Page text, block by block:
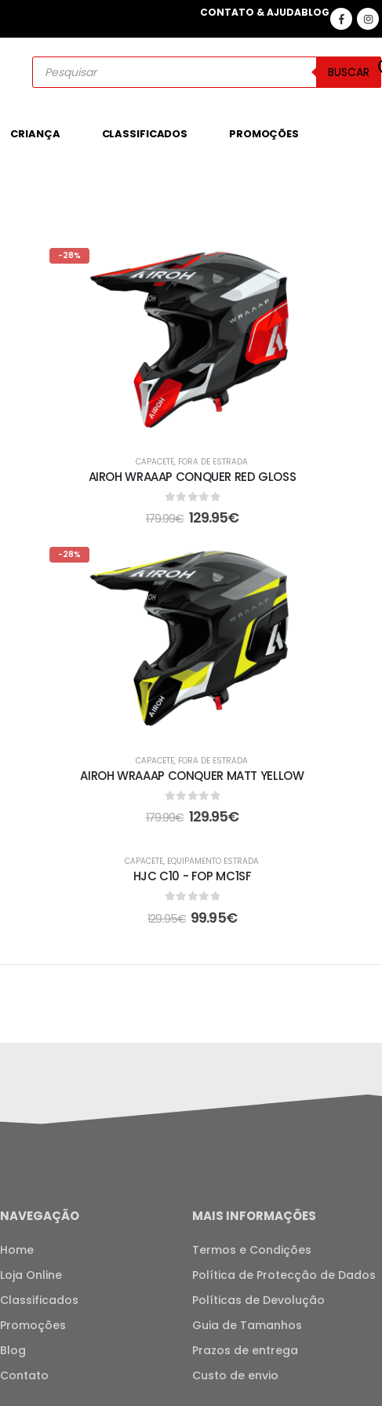
CONTATO & AJUDABLOG
BUSCAR
CRIANÇA CLASSIFICADOS PROMOÇÕES
-28%
CAPACETE, FORA DE ESTRADA
AIROH WRAAAP CONQUER RED GLOSS
out of 5
179.99€ 129.95€
-28%
CAPACETE, FORA DE ESTRADA
AIROH WRAAAP CONQUER MATT YELLOW
out of 5
179.99€ 129.95€
CAPACETE, EQUIPAMENTO ESTRADA
HJC C10 - FOP MC1SF
out of 5
129.95€ 99.95€
NAVEGAÇÃO
Home
Loja Online
Classificados
Promoções
Blog
Contato
MAIS INFORMAÇÕES
Termos e Condições
Política de Protecção de Dados
Políticas de Devolução
Guia de Tamanhos
Prazos de entrega
Custo de envio